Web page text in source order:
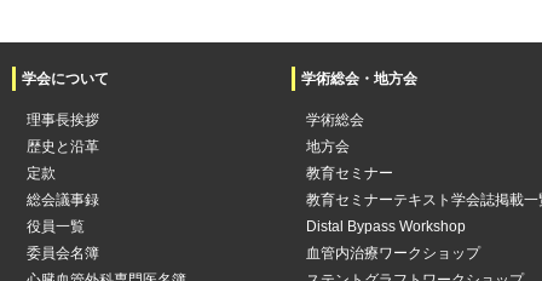
学会について
理事長挨拶
歴史と沿革
定款
総会議事録
役員一覧
委員会名簿
学術総会・地方会
学術総会
地方会
教育セミナー
教育セミナーテキスト学会誌掲載一
Distal Bypass Workshop
血管内治療ワークショップ